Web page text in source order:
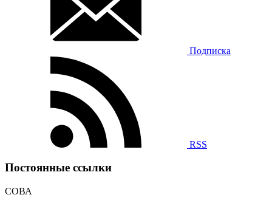
Подписка
RSS
Постоянные ссылки
СОВА